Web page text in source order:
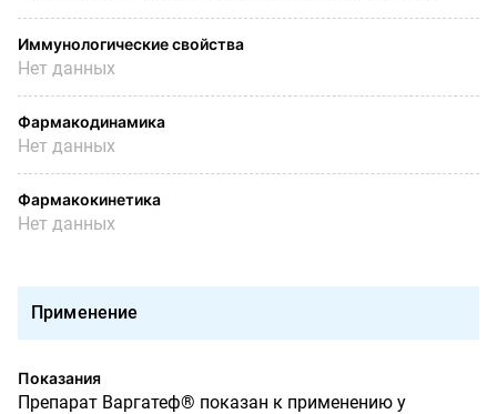
Иммунологические свойства
Нет данных
Фармакодинамика
Нет данных
Фармакокинетика
Нет данных
Применение
Показания
Препарат Варгатеф® показан к применению у